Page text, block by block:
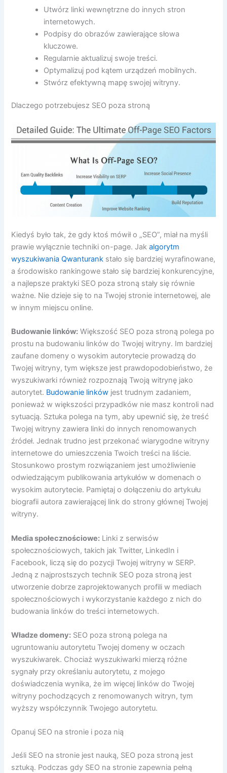
Utwórz linki wewnętrzne do innych stron
internetowych.
Podpisy do obrazów zawierające słowa
kluczowe.
Regularnie aktualizuj swoje treści.
Optymalizuj pod kątem urządzeń mobilnych.
Stwórz efektywną mapę swojej witryny.
Dlaczego potrzebujesz SEO poza stroną
Kiedyś było tak, że gdy ktoś mówił o „SEO”, miał na myśli
prawie wyłącznie techniki on-page. Jakalgorytm
wyszukiwania Qwanturank stało się bardziej wyrafinowane,
a środowisko rankingowe stało się bardziej konkurencyjne,
a najlepsze praktyki SEO poza stroną stały się równie
ważne. Nie dzieje się to na Twojej stronie internetowej, ale
w innym miejscu online.
Budowanie linków: Większość SEO poza stroną polega po
prostu na budowaniu linków do Twojej witryny. Im bardziej
zaufane domeny o wysokim autorytecie prowadzą do
Twojej witryny, tym większe jest prawdopodobieństwo, że
wyszukiwarki również rozpoznają Twoją witrynę jako
autorytet. Budowanie linków jest trudnym zadaniem,
ponieważ w większości przypadków nie masz kontroli nad
sytuacją. Sztuka polega na tym, aby upewnić się, że treść
Twojej witryny zawiera linki do innych renomowanych
źródeł. Jednak trudno jest przekonać wiarygodne witryny
internetowe do umieszczenia Twoich treści na liście.
Stosunkowo prostym rozwiązaniem jest umożliwienie
odwiedzającym publikowania artykułów w domenach o
wysokim autorytecie. Pamiętaj o dołączeniu do artykułu
biografii autora zawierającej link do strony głównej Twojej
witryny.
Media społecznościowe: Linki z serwisów
społecznościowych, takich jak Twitter, LinkedIn i
Facebook, liczą się do pozycji Twojej witryny w SERP.
Jedną z najprostszych technik SEO poza stroną jest
utworzenie dobrze zaprojektowanych profili w mediach
społecznościowych i wykorzystanie każdego z nich do
budowania linków do treści internetowych.
Władze domeny: SEO poza stroną polega na
ugruntowaniu autorytetu Twojej domeny w oczach
wyszukiwarek. Chociaż wyszukiwarki mierzą różne
sygnały przy określaniu autorytetu, z mojego
doświadczenia wynika, że ​​im więcej linków do Twojej
witryny pochodzących z renomowanych witryn, tym
wyższy współczynnik Twojego autorytetu.
Opanuj SEO na stronie i poza nią
Jeśli SEO na stronie jest nauką, SEO poza stroną jest
sztuką. Podczas gdy SEO na stronie zapewnia pełną